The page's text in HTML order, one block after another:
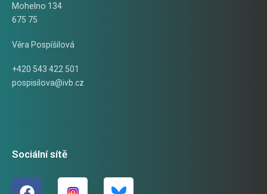
Mohelno 134
675 75
Věra Pospíšilová
+420 543 422 501
pospisilova@ivb.cz
Sociální sítě